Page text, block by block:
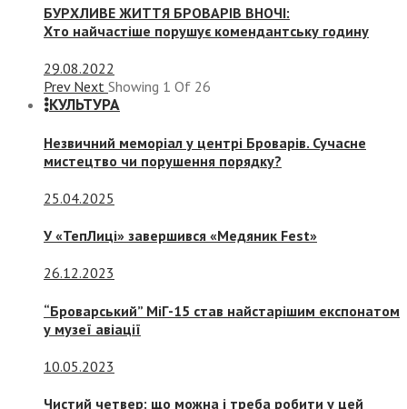
БУРХЛИВЕ ЖИТТЯ БРОВАРІВ ВНОЧІ:
Хто найчастіше порушує комендантську годину
29.08.2022
Prev Next Showing 1 Of 26
КУЛЬТУРА
Незвичний меморіал у центрі Броварів. Сучасне
мистецтво чи порушення порядку?
25.04.2025
У «ТепЛиці» завершився «Медяник Fest»
26.12.2023
“Броварський” МіГ-15 став найстарішим експонатом
у музеї авіації
10.05.2023
Чистий четвер: що можна і треба робити у цей